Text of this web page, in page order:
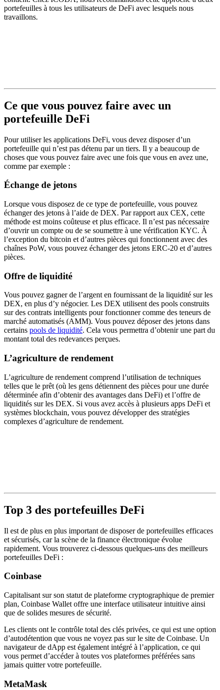
portefeuilles à tous les utilisateurs de DeFi avec lesquels nous
travaillons.
Ce que vous pouvez faire avec un
portefeuille DeFi
Pour utiliser les applications DeFi, vous devez disposer d’un
portefeuille qui n’est pas détenu par un tiers. Il y a beaucoup de
choses que vous pouvez faire avec une fois que vous en avez une,
comme par exemple :
Échange de jetons
Lorsque vous disposez de ce type de portefeuille, vous pouvez
échanger des jetons à l’aide de DEX. Par rapport aux CEX, cette
méthode est moins coûteuse et plus efficace. Il n’est pas nécessaire
d’ouvrir un compte ou de se soumettre à une vérification KYC. À
l’exception du bitcoin et d’autres pièces qui fonctionnent avec des
chaînes PoW, vous pouvez échanger des jetons ERC-20 et d’autres
pièces.
Offre de liquidité
Vous pouvez gagner de l’argent en fournissant de la liquidité sur les
DEX, en plus d’y négocier. Les DEX utilisent des pools construits
sur des contrats intelligents pour fonctionner comme des teneurs de
marché automatisés (AMM). Vous pouvez déposer des jetons dans
certains pools de liquidité. Cela vous permettra d’obtenir une part du
montant total des redevances perçues.
L’agriculture de rendement
L’agriculture de rendement comprend l’utilisation de techniques
telles que le prêt (où les gens détiennent des pièces pour une durée
déterminée afin d’obtenir des avantages dans DeFi) et l’offre de
liquidités sur les DEX. Si vous avez accès à plusieurs apps DeFi et
systèmes blockchain, vous pouvez développer des stratégies
complexes d’agriculture de rendement.
Top 3 des portefeuilles DeFi
Il est de plus en plus important de disposer de portefeuilles efficaces
et sécurisés, car la scène de la finance électronique évolue
rapidement. Vous trouverez ci-dessous quelques-uns des meilleurs
portefeuilles DeFi :
Coinbase
Capitalisant sur son statut de plateforme cryptographique de premier
plan, Coinbase Wallet offre une interface utilisateur intuitive ainsi
que de solides mesures de sécurité.
Les clients ont le contrôle total des clés privées, ce qui est une option
d’autodétention que vous ne voyez pas sur le site de Coinbase. Un
navigateur de dApp est également intégré à l’application, ce qui
vous permet d’accéder à toutes vos plateformes préférées sans
jamais quitter votre portefeuille.
MetaMask